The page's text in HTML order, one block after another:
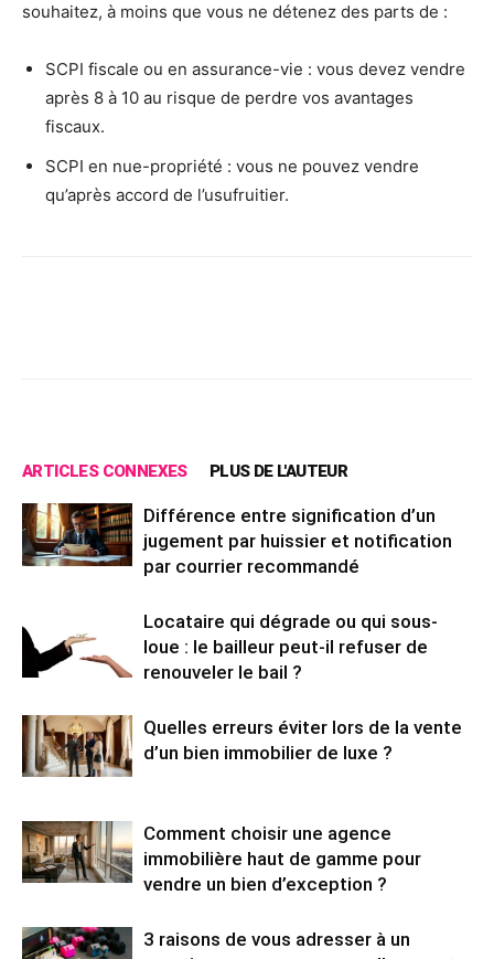
souhaitez, à moins que vous ne détenez des parts de :
SCPI fiscale ou en assurance-vie : vous devez vendre
après 8 à 10 au risque de perdre vos avantages
fiscaux.
SCPI en nue-propriété : vous ne pouvez vendre
qu’après accord de l’usufruitier.
ARTICLES CONNEXES PLUS DE L'AUTEUR
Différence entre signification d’un
jugement par huissier et notification
par courrier recommandé
Locataire qui dégrade ou qui sous-
loue : le bailleur peut-il refuser de
renouveler le bail ?
Quelles erreurs éviter lors de la vente
d’un bien immobilier de luxe ?
Comment choisir une agence
immobilière haut de gamme pour
vendre un bien d’exception ?
3 raisons de vous adresser à un